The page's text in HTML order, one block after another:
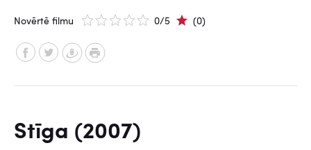
Novērtē filmu 0/5 (0)
Stīga (2007)